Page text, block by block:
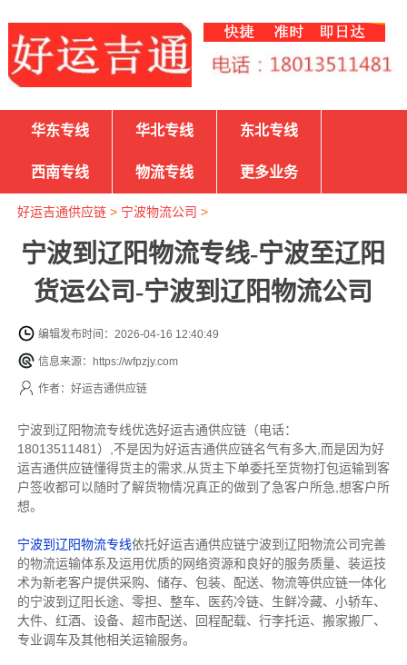
华东专线 华北专线 东北专线
西南专线 物流专线 更多业务
好运吉通供应链> 宁波物流公司 >
宁波到辽阳物流专线-宁波至辽阳
货运公司-宁波到辽阳物流公司
编辑发布时间：2026-04-16 12:40:49
信息来源：https://wfpzjy.com
作者：好运吉通供应链
宁波到辽阳物流专线优选好运吉通供应链（电话：
18013511481）,不是因为好运吉通供应链名气有多大,而是因为好
运吉通供应链懂得货主的需求,从货主下单委托至货物打包运输到客
户签收都可以随时了解货物情况真正的做到了急客户所急,想客户所
想。
宁波到辽阳物流专线依托好运吉通供应链宁波到辽阳物流公司完善
的物流运输体系及运用优质的网络资源和良好的服务质量、装运技
术为新老客户提供采购、储存、包装、配送、物流等供应链一体化
的宁波到辽阳长途、零担、整车、医药冷链、生鲜冷藏、小轿车、
大件、红酒、设备、超市配送、回程配载、行李托运、搬家搬厂、
专业调车及其他相关运输服务。